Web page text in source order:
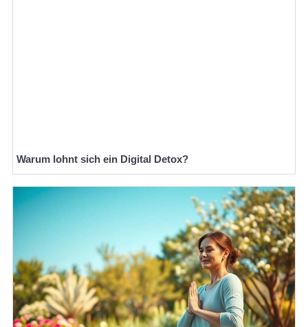
Warum lohnt sich ein Digital Detox?